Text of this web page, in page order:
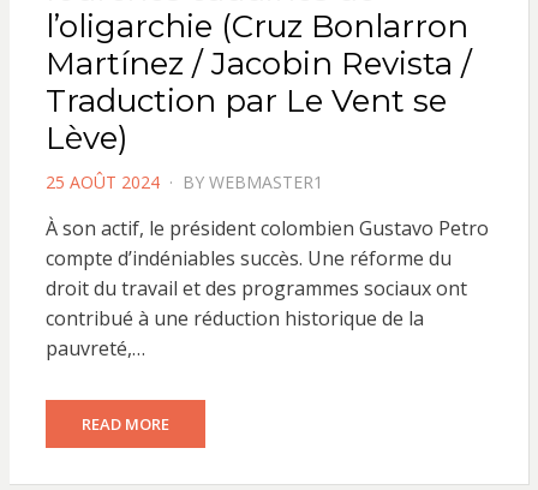
l’oligarchie (Cruz Bonlarron
Martínez / Jacobin Revista /
Traduction par Le Vent se
Lève)
POSTED
25 AOÛT 2024 BY WEBMASTER1
À son actif, le président colombien Gustavo Petro
compte d’indéniables succès. Une réforme du
droit du travail et des programmes sociaux ont
contribué à une réduction historique de la
pauvreté,…
READ MORE